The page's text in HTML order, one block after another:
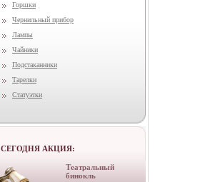
Горшки
Чернильный прибор
Лампы
Чайники
Подстаканники
Тарелки
Статуэтки
СЕГОДНЯ АКЦИЯ:
Театральный
бинокль